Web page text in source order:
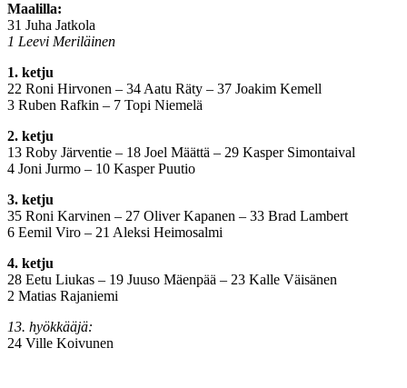
Maalilla:
31 Juha Jatkola
1 Leevi Meriläinen
1. ketju
22 Roni Hirvonen – 34 Aatu Räty – 37 Joakim Kemell
3 Ruben Rafkin – 7 Topi Niemelä
2. ketju
13 Roby Järventie – 18 Joel Määttä – 29 Kasper Simontaival
4 Joni Jurmo – 10 Kasper Puutio
3. ketju
35 Roni Karvinen – 27 Oliver Kapanen – 33 Brad Lambert
6 Eemil Viro – 21 Aleksi Heimosalmi
4. ketju
28 Eetu Liukas – 19 Juuso Mäenpää – 23 Kalle Väisänen
2 Matias Rajaniemi
13. hyökkääjä:
24 Ville Koivunen